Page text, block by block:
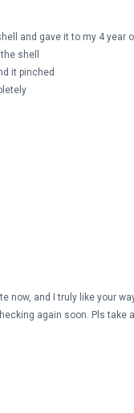
and gave it to my 4 year
shell
it pinched
now, and I truly like your
again soon. Pls take